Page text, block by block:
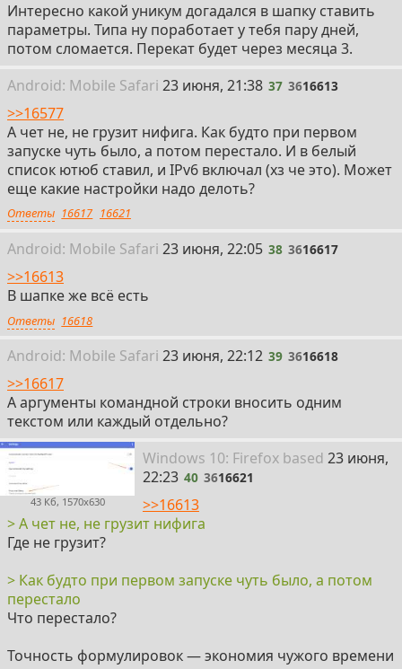
Интересно какой уникум догадался в шапку ставить
параметры. Типа ну поработает у тебя пару дней,
потом сломается. Перекат будет через месяца 3.
Android: Mobile Safari 37
23 июня, 21:38 37 3616613
>>16577
А чет не, не грузит нифига. Как будто при первом
запуске чуть было, а потом перестало. И в белый
список ютюб ставил, и IPv6 включал (хз че это). Может
еще какие настройки надо делоть?
Ответы 16617 16621
Android: Mobile Safari 38
23 июня, 22:05 38 3616617
>>16613
В шапке же всё есть
Ответы 16618
Android: Mobile Safari 39
23 июня, 22:12 39 3616618
>>16617
А аргументы командной строки вносить одним
текстом или каждый отдельно?
43 Кб, 1570x630
Windows 10: Firefoxbased 40
23 июня,
22:23 40 3616621
>>16613
> А чет не, не грузит нифига
Где не грузит?
> Как будто при первом запуске чуть было, а потом
перестало
Что перестало?
Точность формулировок — экономия чужого времени